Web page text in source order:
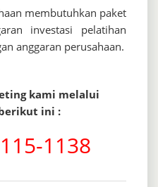
membutuhkan paket
investasi pelatihan
anggaran perusahaan.
kami melalui
ini :
1138